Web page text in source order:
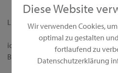
Diese Website
Wir verwenden Cookies,
optimal zu gestalten
fortlaufend zu
Datenschutzerklärung
Liebe Interessentin,
ich begrüße dich ganz herzlich
Beraterseite!